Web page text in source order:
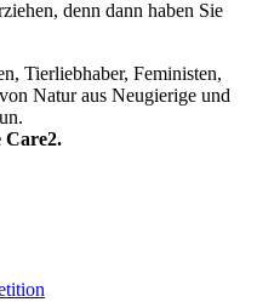
denn dann haben Sie
Tierliebhaber, Feministen,
Natur aus Neugierige und
Care2.